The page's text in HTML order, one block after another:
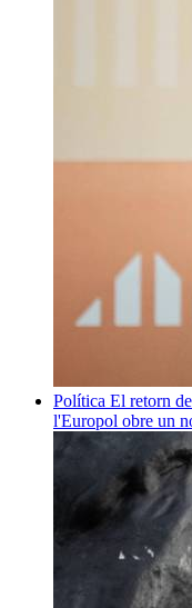
Política El retorn
l'Europol obre un